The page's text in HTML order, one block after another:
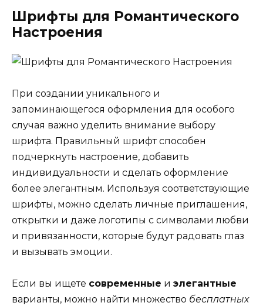
Шрифты для Романтического
Настроения
При создании уникального и
запоминающегося оформления для особого
случая важно уделить внимание выбору
шрифта. Правильный шрифт способен
подчеркнуть настроение, добавить
индивидуальности и сделать оформление
более элегантным. Используя соответствующие
шрифты, можно сделать личные приглашения,
открытки и даже логотипы с символами любви
и привязанности, которые будут радовать глаз
и вызывать эмоции.
Если вы ищете современные и элегантные
варианты, можно найти множество бесплатных